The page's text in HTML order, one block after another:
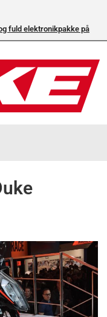
fuld elektronikpakke på